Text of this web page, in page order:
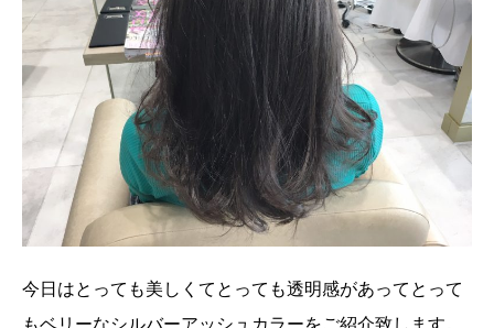
今日はとっても美しくてとっても透明感があってとって
もベリーなシルバーアッシュカラーをご紹介致します。